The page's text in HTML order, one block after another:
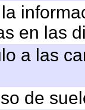
en las
a las
de